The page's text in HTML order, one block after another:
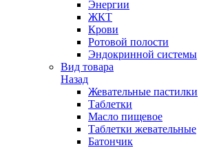
Энергии
ЖКТ
Крови
Ротовой полости
Эндокринной системы
Вид товара
Назад
Жевательные пастилки
Таблетки
Масло пищевое
Таблетки жевательные
Батончик